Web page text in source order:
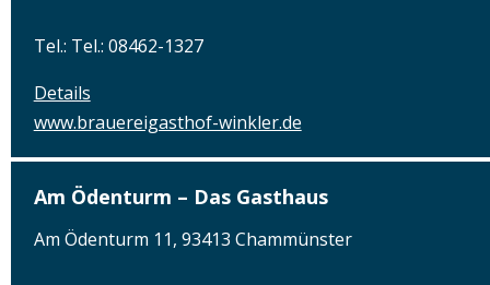
Tel.: Tel.: 08462-1327
Details
www.brauereigasthof-winkler.de
Am Ödenturm – Das Gasthaus
Am Ödenturm 11, 93413 Chammünster